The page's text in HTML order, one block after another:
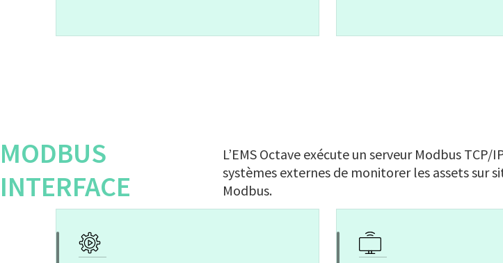
MODBUS
INTERFACE
L’EMS Octave exécute un serveur Modbus
systèmes externes de monitorer les assets sur
Modbus.